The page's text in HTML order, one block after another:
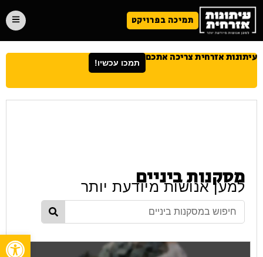
תמיכה בפרויקט
עיתונות אזרחית צריכה אתכם תמכו עכשיו!
מסקנות ביניים
למען אנושות מיודעת יותר